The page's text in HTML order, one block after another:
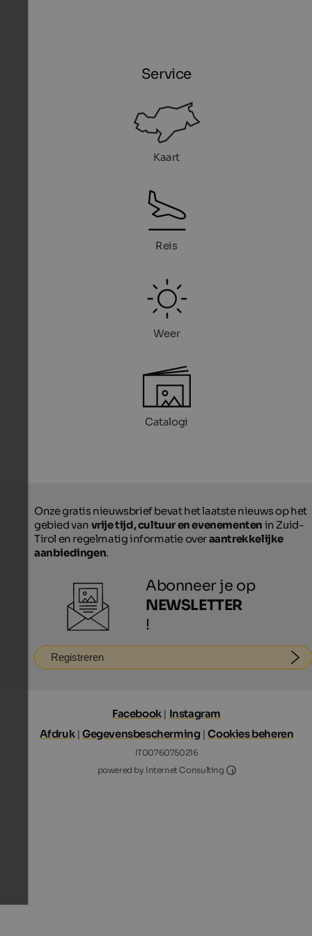
Service
Kaart
Reis
Weer
Catalogi
Onze gratis nieuwsbrief bevat het laatste nieuws op het
gebied van vrije tijd, cultuur en evenementen in Zuid-
Tirol en regelmatig informatie overaantrekkelijke
aanbiedingen.
Abonneer je op
NEWSLETTER
!
Registreren
Facebook| Instagram
Afdruk|Gegevensbescherming |Cookies beheren
IT00760750216
powered by Internet Consulting
Internet